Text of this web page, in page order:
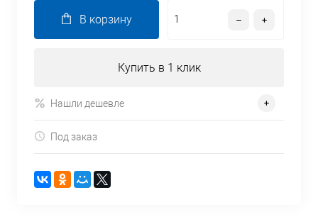
В корзину
Купить в 1 клик
Нашли дешевле
Под заказ